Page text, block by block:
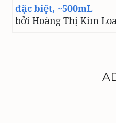
đặc biệt, ~500mL
bởi Hoàng Thị Kim